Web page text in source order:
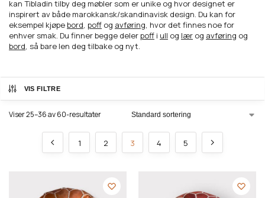
kan Tibladin tilby deg møbler som er unike og hvor designet er
inspirert av både marokkansk/skandinavisk design. Du kan for
eksempel kjøpebord poff og avføring , hvor det finnes noe for
enhver smak. Du finner begge delerpoff i ull og lær og avføring og
bord , så bare len deg tilbake og nyt.
VIS FILTRE
Viser 25–36 av 60-resultater
1 2 3 4 5